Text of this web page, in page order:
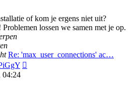
of kom je ergens niet uit?
lossen we samen met je op.
Re: 'max_user_connections' ac…
04:24